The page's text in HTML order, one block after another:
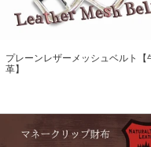
プレーンレザーメッシュベルト【
革】